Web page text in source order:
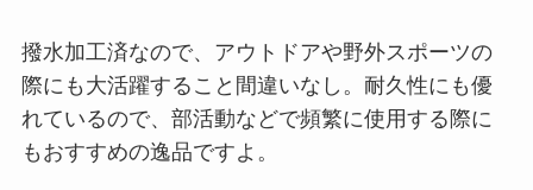
撥水加工済なので、アウトドアや野外スポーツの
際にも大活躍すること間違いなし。耐久性にも優
れているので、部活動などで頻繁に使用する際に
もおすすめの逸品ですよ。